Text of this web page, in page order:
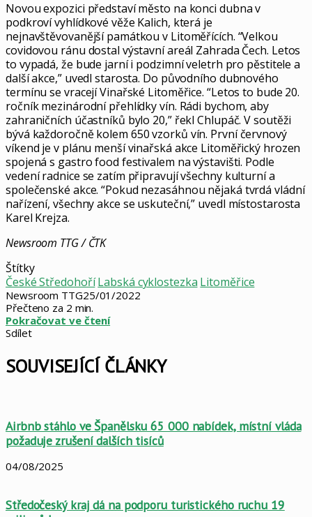
Novou expozici představí město na konci dubna v
podkroví vyhlídkové věže Kalich, která je
nejnavštěvovanější památkou v Litoměřících. “Velkou
covidovou ránu dostal výstavní areál Zahrada Čech. Letos
to vypadá, že bude jarní i podzimní veletrh pro pěstitele a
další akce,” uvedl starosta. Do původního dubnového
termínu se vracejí Vinařské Litoměřice. “Letos to bude 20.
ročník mezinárodní přehlídky vín. Rádi bychom, aby
zahraničních účastníků bylo 20,” řekl Chlupáč. V soutěži
bývá každoročně kolem 650 vzorků vín. První červnový
víkend je v plánu menší vinařská akce Litoměřický hrozen
spojená s gastro food festivalem na výstavišti. Podle
vedení radnice se zatím připravují všechny kulturní a
společenské akce. “Pokud nezasáhnou nějaká tvrdá vládní
nařízení, všechny akce se uskuteční,” uvedl místostarosta
Karel Krejza.
Newsroom TTG / ČTK
Štítky
České Středohoří Labská cyklostezka Litoměřice
Newsroom TTG25/01/2022
Přečteno za 2 min.
Pokračovat ve čtení
Sdílet
mailem
SOUVISEJÍCÍ ČLÁNKY
Airbnb stáhlo ve Španělsku 65 000 nabídek, místní vláda
požaduje zrušení dalších tisíců
04/08/2025
Středočeský kraj dá na podporu turistického ruchu 19